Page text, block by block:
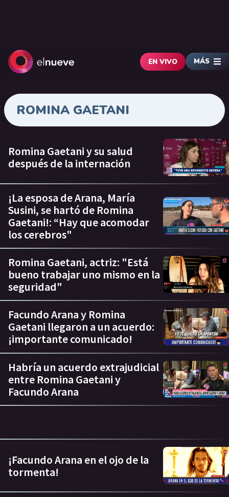
EN VIVO MÁS
ROMINA GAETANI
Romina Gaetani y su salud
después de la internación
¡La esposa de Arana, María
Susini, se hartó de Romina
Gaetani!: “Hay que acomodar
los cerebros"
Romina Gaetani, actriz: "Está
bueno trabajar uno mismo en la
seguridad"
Facundo Arana y Romina
Gaetani llegaron a un acuerdo:
¡importante comunicado!
Habría un acuerdo extrajudicial
entre Romina Gaetani y
Facundo Arana
¡Facundo Arana en el ojo de la
tormenta!